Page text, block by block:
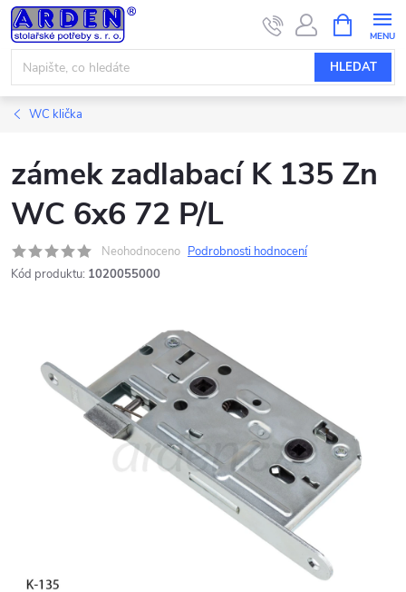
Přejít
na
obsah
HLEDAT
NÁKUPNÍ
KOŠÍK
WC klička
zámek zadlabací K 135 Zn
WC 6x6 72 P/L
Neohodnoceno Podrobnosti hodnocení
Kód produktu: 1020055000